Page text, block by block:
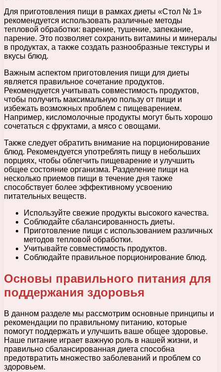
Для приготовления пищи в рамках диеты «Стол № 1»
рекомендуется использовать различные методы
тепловой обработки: варение, тушение, запекание,
парение. Это позволяет сохранить витамины и минералы
в продуктах, а также создать разнообразные текстуры и
вкусы блюд.
Важным аспектом приготовления пищи для диеты
является правильное сочетание продуктов.
Рекомендуется учитывать совместимость продуктов,
чтобы получить максимальную пользу от пищи и
избежать возможных проблем с пищеварением.
Например, кисломолочные продукты могут быть хорошо
сочетаться с фруктами, а мясо с овощами.
Также следует обратить внимание на порционирование
блюд. Рекомендуется употреблять пищу в небольших
порциях, чтобы облегчить пищеварение и улучшить
общее состояние организма. Разделение пищи на
несколько приемов пищи в течение дня также
способствует более эффективному усвоению
питательных веществ.
Используйте свежие продукты высокого качества.
Соблюдайте сбалансированность диеты.
Приготовление пищи с использованием различных
методов тепловой обработки.
Учитывайте совместимость продуктов.
Соблюдайте правильное порционирование блюд.
Основы правильного питания для
поддержания здоровья
В данном разделе мы рассмотрим основные принципы и
рекомендации по правильному питанию, которые
помогут поддержать и улучшить ваше общее здоровье.
Наше питание играет важную роль в нашей жизни, и
правильно сбалансированная диета способна
предотвратить множество заболеваний и проблем со
здоровьем.